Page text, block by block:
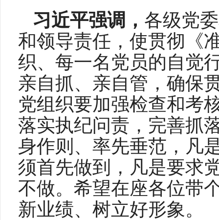
习近平强调， 各级党
和领导责任，使贯彻《
织、每一名党员的自觉
亲自抓、亲自管，确保
党组织要加强检查和考
落实执纪问责，完善抓
身作则、率先垂范，凡
须首先做到，凡是要求
不做。希望在座各位带
新业绩、树立好形象。